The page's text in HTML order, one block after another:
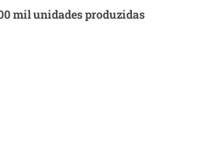
mil unidades produzidas